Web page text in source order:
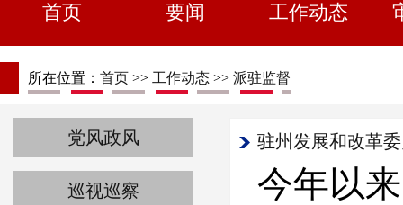
首页 要闻 工作动态
所在位置： 首页 >> 工作动态 >> 派驻监督
党风政风
巡视巡察
驻州发展和改革
今年以